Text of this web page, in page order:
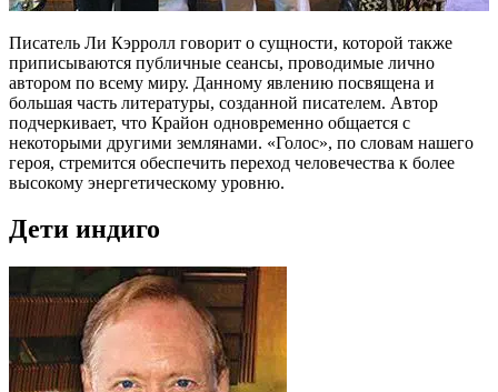
Писатель Ли Кэрролл говорит о сущности, которой также
приписываются публичные сеансы, проводимые лично
автором по всему миру. Данному явлению посвящена и
большая часть литературы, созданной писателем. Автор
подчеркивает, что Крайон одновременно общается с
некоторыми другими землянами. «Голос», по словам нашего
героя, стремится обеспечить переход человечества к более
высокому энергетическому уровню.
Дети индиго